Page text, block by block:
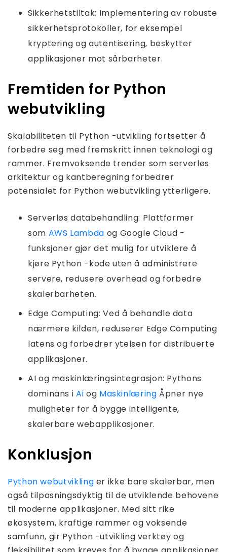
Sikkerhetstiltak: Implementering av robuste
sikkerhetsprotokoller, for eksempel
kryptering og autentisering, beskytter
applikasjoner mot sårbarheter.
Fremtiden for Python
webutvikling
Skalabiliteten til Python -utvikling fortsetter å
forbedre seg med fremskritt innen teknologi og
rammer. Fremvoksende trender som serverløs
arkitektur og kantberegning forbedrer
potensialet for Python webutvikling ytterligere.
Serverløs databehandling: Plattformer
som AWS Lambda og Google Cloud -
funksjoner gjør det mulig for utviklere å
kjøre Python -kode uten å administrere
servere, redusere overhead og forbedre
skalerbarheten.
Edge Computing: Ved å behandle data
nærmere kilden, reduserer Edge Computing
latens og forbedrer ytelsen for distribuerte
applikasjoner.
AI og maskinlæringsintegrasjon: Pythons
dominans iAi og Maskinlæring Åpner nye
muligheter for å bygge intelligente,
skalerbare webapplikasjoner.
Konklusjon
Python webutvikling er ikke bare skalerbar, men
også tilpasningsdyktig til de utviklende behovene
til moderne applikasjoner. Med sitt rike
økosystem, kraftige rammer og voksende
samfunn, gir Python -utvikling verktøy og